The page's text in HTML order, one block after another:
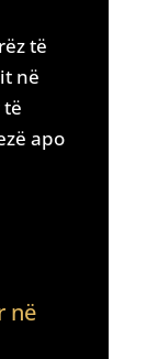
të
në
apo
në